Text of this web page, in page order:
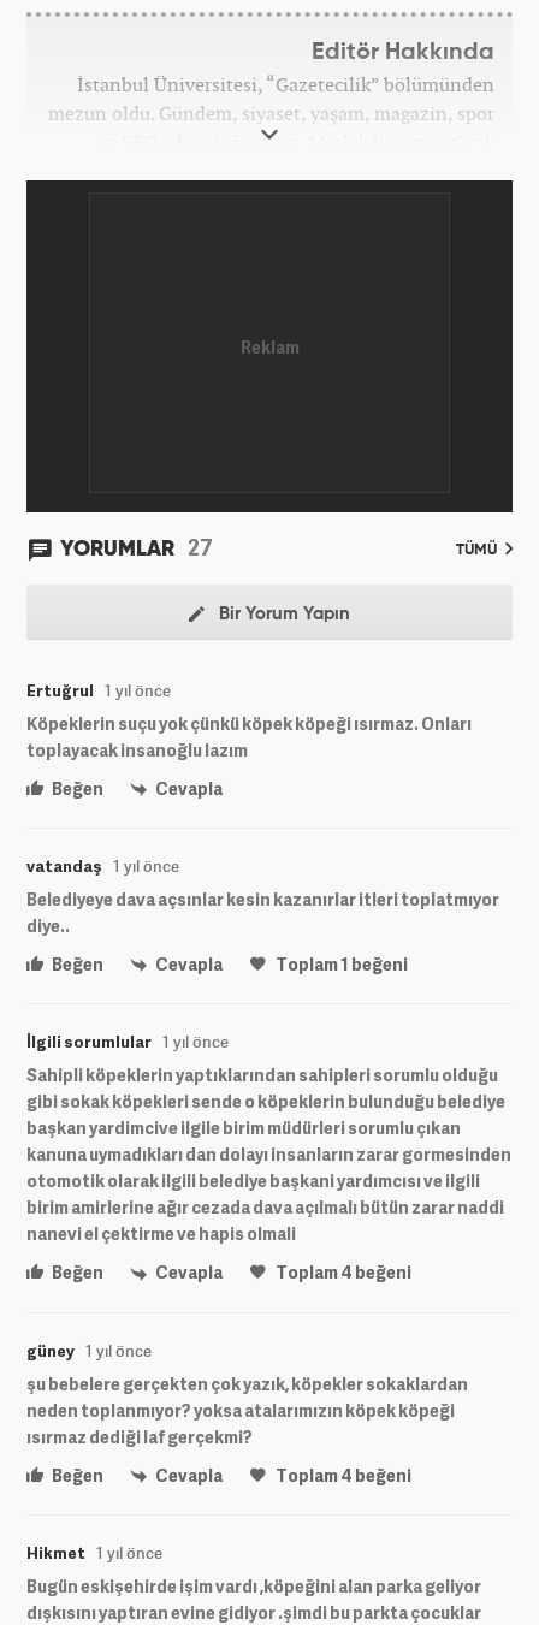
Editör Hakkında
İstanbul Üniversitesi, “Gazetecilik” bölümünden
mezun oldu. Gündem, siyaset, yaşam, magazin, spor
ve SEO editörlüğü yaptı. Meslek hayatına Ocak
YORUMLAR 27 TÜMÜ
Bir Yorum Yapın
Ertuğrul 1 yıl önce
Köpeklerin suçu yok çünkü köpek köpeği ısırmaz. Onları
toplayacak insanoğlu lazım
Beğen
Cevapla
vatandaş 1 yıl önce
Belediyeye dava açsınlar kesin kazanırlar itleri toplatmıyor
diye..
Beğen
Cevapla Toplam1 beğeni
İlgili sorumlular 1 yıl önce
Sahipli köpeklerin yaptıklarından sahipleri sorumlu olduğu
gibi sokak köpekleri sende o köpeklerin bulunduğu belediye
başkan yardimcive ilgile birim müdürleri sorumlu çıkan
kanuna uymadıkları dan dolayı insanların zarar gormesinden
otomotik olarak ilgili belediye başkani yardımcısı ve ilgili
birim amirlerine ağır cezada dava açılmalı bütün zarar naddi
nanevi el çektirme ve hapis olmali
Beğen
Cevapla Toplam4 beğeni
güney 1 yıl önce
şu bebelere gerçekten çok yazık, köpekler sokaklardan
neden toplanmıyor? yoksa atalarımızın köpek köpeği
ısırmaz dediği laf gerçekmi?
Beğen
Cevapla Toplam4 beğeni
Hikmet 1 yıl önce
Bugün eskişehirde işim vardı ,köpeğini alan parka geliyor
dışkısını yaptıran evine gidiyor .şimdi bu parkta çocuklar